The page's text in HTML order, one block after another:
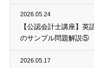
2026.05.24
【公認会計士講座】
のサンプル問題解説⑤
2026.05.17